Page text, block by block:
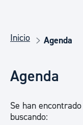
Inicio Agenda
Agenda
Se han encontrado
buscando: